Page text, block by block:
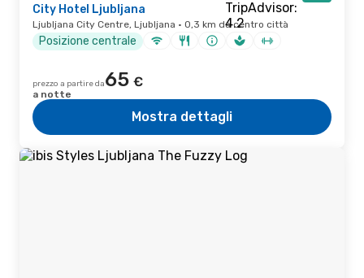
City Hotel Ljubljana
Ljubljana City Centre, Ljubljana · 0,3 km da centro città
Posizione centrale
prezzo a partire da65 €
a notte
Mostra dettagli